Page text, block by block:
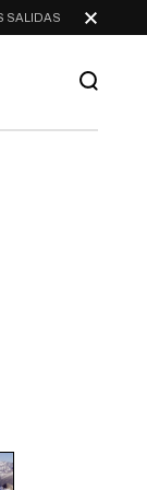
SALIDAS